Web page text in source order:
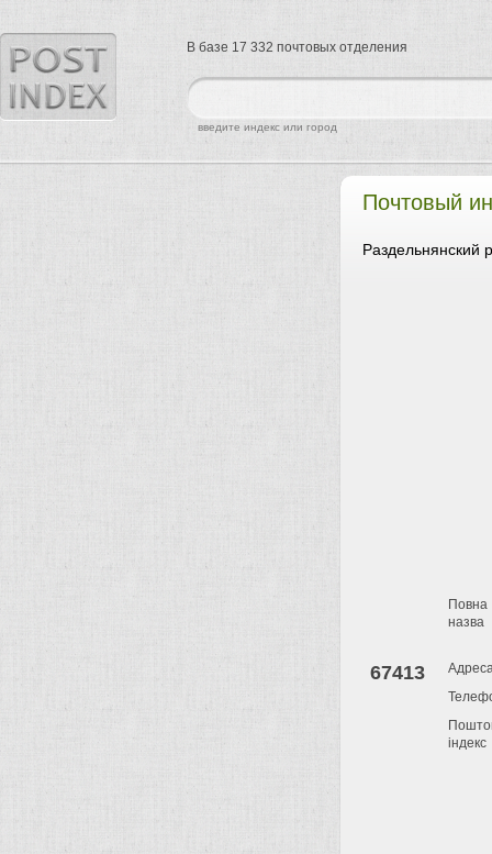
Почтовый
Раздельнянский
67413
Повна
назва
індекс
найти
введите индекс или город
В базе 17 332 почтовых отделения